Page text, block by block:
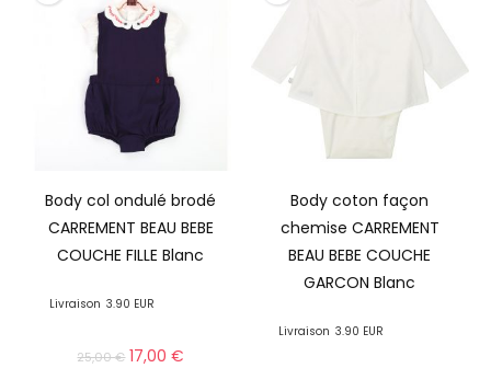
Body col ondulé brodé
CARREMENT BEAU BEBE
COUCHE FILLE Blanc
Livraison 3.90 EUR
25,00€ 17,00€
Body coton façon
chemise CARREMENT
BEAU BEBE COUCHE
GARCON Blanc
Livraison 3.90 EUR